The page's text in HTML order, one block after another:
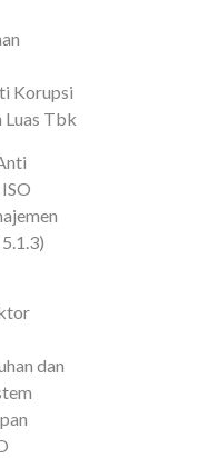
Korupsi
Luas Tbk
dan